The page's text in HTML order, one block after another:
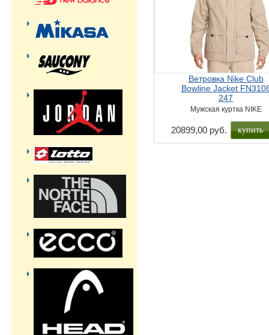
Ветровка Nike Club
Bowline Jacket
247
Мужская куртка NIKE
20899,00 руб. купить